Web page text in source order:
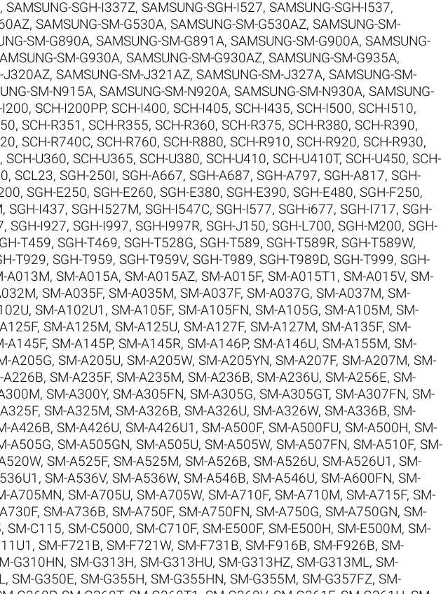
, SAMSUNG-SGH-I337Z, SAMSUNG-SGH-I527, SAMSUNG-SGH-I537,
, SAMSUNG-SM-G530A, SAMSUNG-SM-G530AZ, SAMSUNG-SM-
SM-G890A, SAMSUNG-SM-G891A, SAMSUNG-SM-G900A, SAMSUNG-
SM-G930A, SAMSUNG-SM-G930AZ, SAMSUNG-SM-G935A,
J320AZ, SAMSUNG-SM-J321AZ, SAMSUNG-SM-J327A, SAMSUNG-SM-
SM-N915A, SAMSUNG-SM-N920A, SAMSUNG-SM-N930A, SAMSUNG-
I200, SCH-I200PP, SCH-I400, SCH-I405, SCH-I435, SCH-I500, SCH-I510,
, SCH-R351 , SCH-R355, SCH-R360, SCH-R375, SCH-R380, SCH-R390,
, SCH-R740C, SCH-R760, SCH-R880, SCH-R910, SCH-R920, SCH-R930,
, SCH-U360, SCH-U365, SCH-U380, SCH-U410, SCH-U410T, SCH-U450, SCH-
, SCL23, SGH-250I, SGH-A667, SGH-A687, SGH-A797, SGH-A817, SGH-
, SGH-E250, SGH-E260, SGH-E380, SGH-E390, SGH-E480, SGH-F250,
, SGH-I437, SGH-I527M, SGH-I547C, SGH-I577, SGH-i677, SGH-I717, SGH-
, SGH-I927, SGH-I997, SGH-I997R, SGH-J150, SGH-L700, SGH-M200, SGH-
T459, SGH-T469, SGH-T528G, SGH-T589, SGH-T589R, SGH-T589W,
T929, SGH-T959, SGH-T959V, SGH-T989, SGH-T989D, SGH-T999, SGH-
A013M, SM-A015A, SM-A015AZ, SM-A015F, SM-A015T1 , SM-A015V, SM-
, SM-A035F, SM-A035M, SM-A037F, SM-A037G, SM-A037M, SM-
, SM-A102U1 , SM-A105F, SM-A105FN, SM-A105G, SM-A105M, SM-
, SM-A125M, SM-A125U, SM-A127F, SM-A127M, SM-A135F, SM-
A145F, SM-A145P, SM-A145R, SM-A146P, SM-A146U, SM-A155M, SM-
A205G, SM-A205U, SM-A205W, SM-A205YN, SM-A207F, SM-A207M, SM-
A226B, SM-A235F, SM-A235M, SM-A236B, SM-A236U, SM-A256E, SM-
, SM-A300Y, SM-A305FN, SM-A305G, SM-A305GT, SM-A307FN, SM-
, SM-A325M, SM-A326B, SM-A326U, SM-A326W, SM-A336B, SM-
A426B, SM-A426U, SM-A426U1 , SM-A500F, SM-A500FU, SM-A500H, SM-
A505G, SM-A505GN, SM-A505U, SM-A505W, SM-A507FN, SM-A510F, SM-
, SM-A525F, SM-A525M, SM-A526B, SM-A526U, SM-A526U1 , SM-
, SM-A536V, SM-A536W, SM-A546B, SM-A546U, SM-A600FN, SM-
A705MN, SM-A705U, SM-A705W, SM-A710F, SM-A710M, SM-A715F, SM-
, SM-A736B, SM-A750F, SM-A750FN, SM-A750G, SM-A750GN, SM-
, SM-C115, SM-C5000, SM-C710F, SM-E500F, SM-E500H, SM-E500M, SM-
, SM-F721B, SM-F721W, SM-F731B, SM-F916B, SM-F926B, SM-
G310HN, SM-G313H, SM-G313HU, SM-G313HZ, SM-G313ML, SM-
, SM-G350E, SM-G355H, SM-G355HN, SM-G355M, SM-G357FZ, SM-